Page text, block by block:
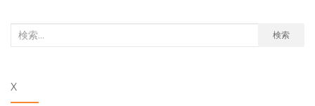
検
象:
検索
X